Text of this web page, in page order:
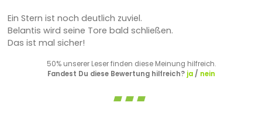
Ein Stern ist noch deutlich zuviel.
Belantis wird seine Tore bald schließen.
Das ist mal sicher!
50% unserer Leser finden diese Meinung hilfreich.
Fandest Du diese Bewertung hilfreich? ja/ nein